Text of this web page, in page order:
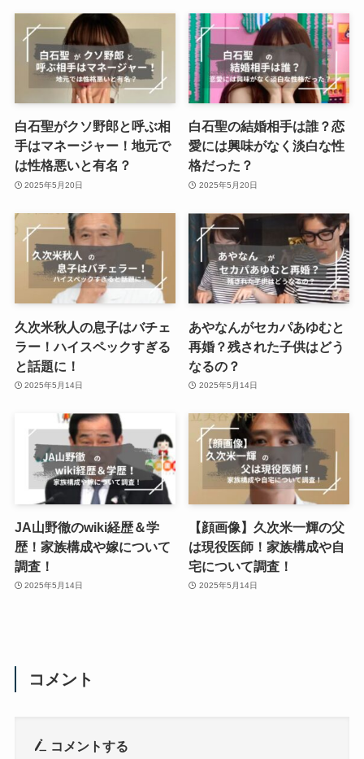
白石聖がクソ野郎と呼ぶ相
手はマネージャー！地元で
は性格悪いと有名？
2025年5月20日
白石聖の結婚相手は誰？恋
愛には興味がなく淡白な性
格だった？
2025年5月20日
久次米秋人の息子はバチェ
ラー！ハイスペックすぎる
と話題に！
2025年5月14日
あやなんがセカパあゆむと
再婚？残された子供はどう
なるの？
2025年5月14日
JA山野徹のwiki経歴＆学
歴！家族構成や嫁について
調査！
2025年5月14日
【顔画像】久次米一輝の父
は現役医師！家族構成や自
宅について調査！
2025年5月14日
コメント
コメントする